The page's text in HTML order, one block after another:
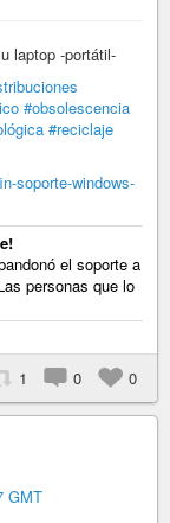
#obsolescencia
#reciclaje
soporte-windows-
el soporte a
personas que lo
1 0 0
GMT